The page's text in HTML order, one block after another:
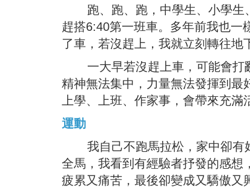
跑、跑、跑，中學生、小學生、
趕搭6:40第一班車。多年前我也一
了車，若沒趕上，我就立刻轉往地
一大早若沒趕上車，可能會打亂
精神無法集中，力量無法發揮到最
上學、上班、作家事，會帶來充滿
運動
我自己不跑馬拉松，家中卻有
全馬，我看到有經驗者抒發的感想
疲累又痛苦，最後卻變成又驕傲又